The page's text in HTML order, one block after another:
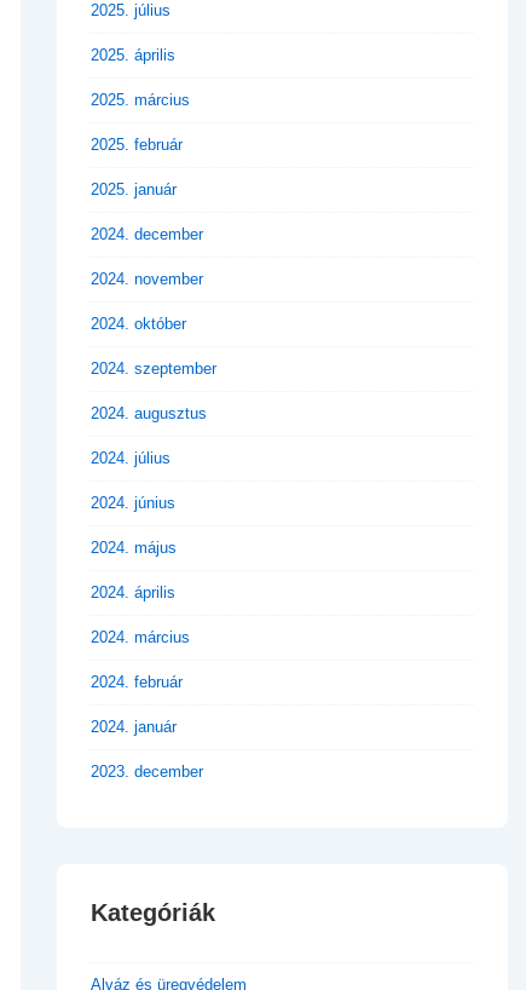
2025. július
2025. április
2025. március
2025. február
2025. január
2024. december
2024. november
2024. október
2024. szeptember
2024. augusztus
2024. július
2024. június
2024. május
2024. április
2024. március
2024. február
2024. január
2023. december
Kategóriák
Alváz és üregvédelem